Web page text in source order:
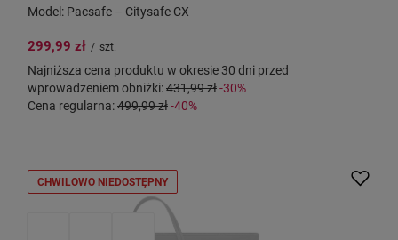
Model: Pacsafe – Citysafe CX
299,99 zł / szt.
Najniższa cena produktu w okresie 30 dni przed
wprowadzeniem obniżki:431,99 zł-30%
Cena regularna:499,99 zł-40%
CHWILOWO NIEDOSTĘPNY